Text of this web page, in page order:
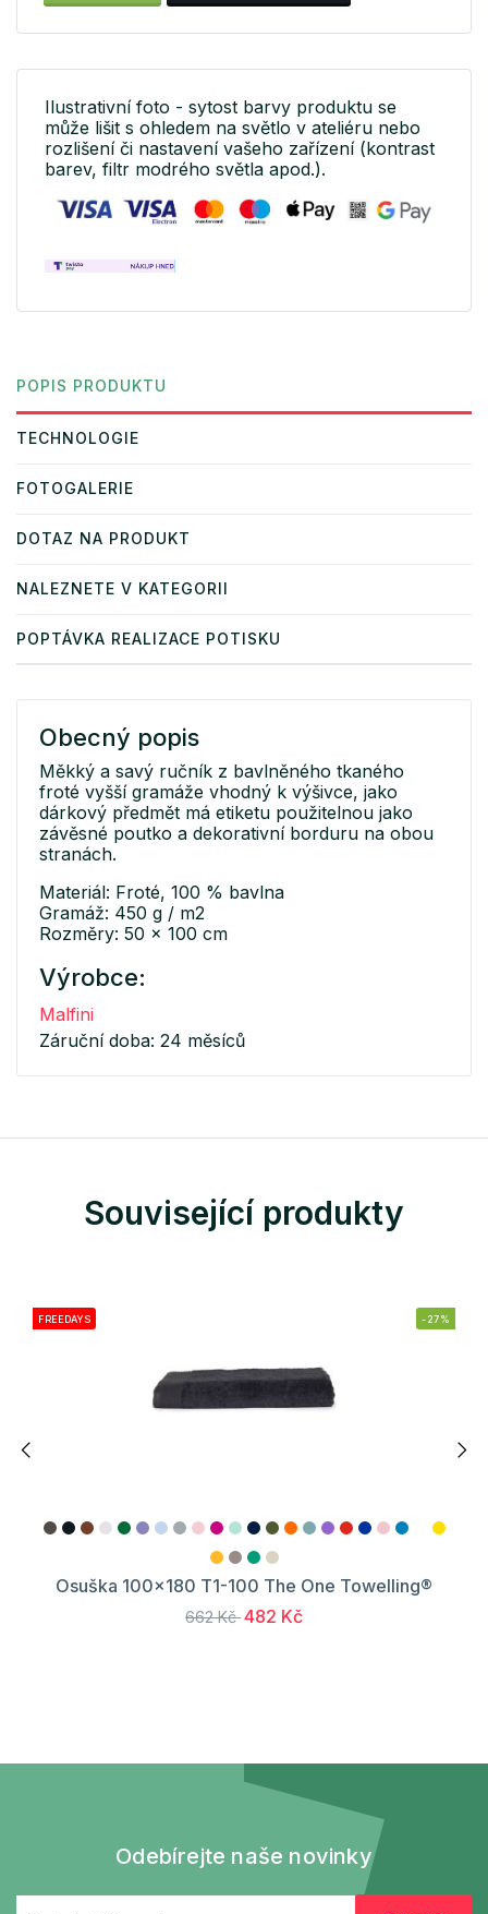
Ilustrativní foto - sytost barvy produktu se
může lišit s ohledem na světlo v ateliéru nebo
rozlišení či nastavení vašeho zařízení (kontrast
barev, filtr modrého světla apod.).
POPIS PRODUKTU
TECHNOLOGIE
FOTOGALERIE
DOTAZ NA PRODUKT
NALEZNETE V KATEGORII
POPTÁVKA REALIZACE POTISKU
Obecný popis
Měkký a savý ručník z bavlněného tkaného
froté vyšší gramáže vhodný k výšivce, jako
dárkový předmět má etiketu použitelnou jako
závěsné poutko a dekorativní borduru na obou
stranách.
Materiál: Froté, 100 % bavlna
Gramáž: 450 g / m2
Rozměry: 50 x 100 cm
Výrobce:
Malfini
Záruční doba: 24 měsíců
Související produkty
FREEDAYS -27%
Osuška 100x180 T1-100 The One Towelling®
662 Kč482 Kč
Odebírejte naše novinky